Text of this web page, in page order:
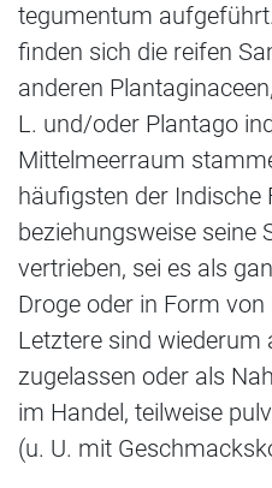
tegumentum
finden sich die reifen
anderen
L. und/oder Plantago
Mittelmeerraum
häufigsten der Indische
beziehungsweise seine
vertrieben, sei es als
Droge oder in Form
Letztere sind wiederum
zugelassen oder als
im Handel, teilweise
(u. U. mit